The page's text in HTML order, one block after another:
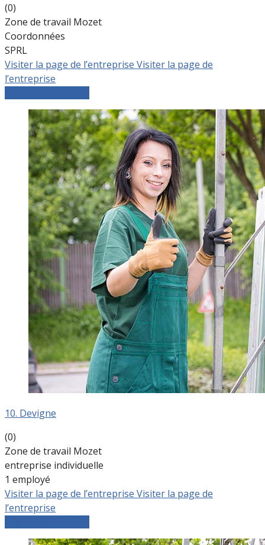
(0)
Zone de travail Mozet
Coordonnées
SPRL
Visiter la page de l’entreprise Visiter la page de
l’entreprise
10. Devigne
(0)
Zone de travail Mozet
entreprise individuelle
1 employé
Visiter la page de l’entreprise Visiter la page de
l’entreprise